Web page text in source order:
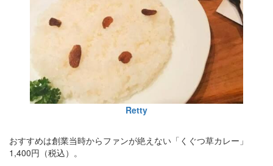
Retty
おすすめは創業当時からファンが絶えない「くぐつ草カレー」
1,400円（税込）。